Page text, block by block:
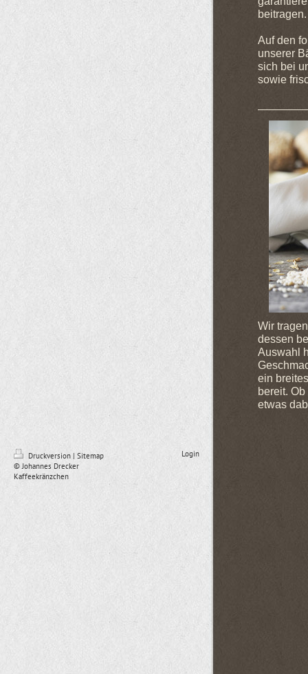
beitragen.
Auf den
unserer
sich bei
sowie
Wir
dessen
Auswahl
ein
bereit.
etwas
Druckversion | Sitemap
© Johannes Drecker
Kaffeekränzchen
Login